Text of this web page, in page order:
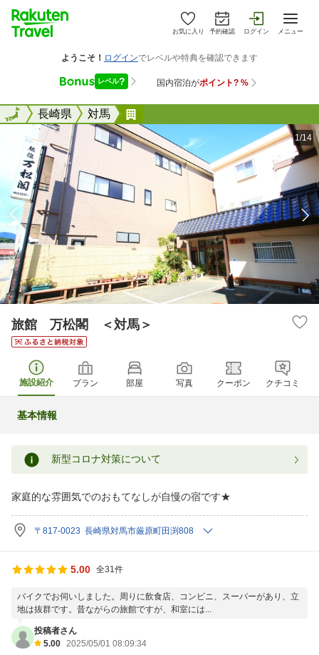
お気に入り 予約確認 ログイン メニュー
全国長崎県 対馬
全国
1/14
旅館 万松閣 ＜対馬＞
施設紹介 プラン 部屋 写真 クーポン クチコミ
基本情報
新型コロナ対策について
家庭的な雰囲気でのおもてなしが自慢の宿です★
〒817-0023 長崎県対馬市厳原町田渕808
5.00 全31件
バイクでお伺いしました。周りに飲食店、コンビニ、スーパーがあり、立
地は抜群です。昔ながらの旅館ですが、和室には...
投稿者さん
5.00 2025/05/01 08:09:34